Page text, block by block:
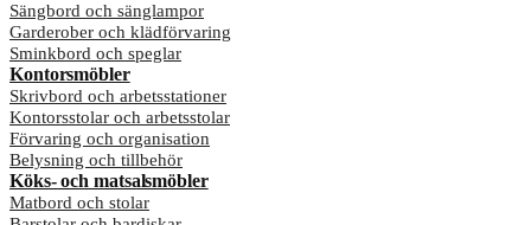
Sängbord och sänglampor
Garderober och klädförvaring
Sminkbord och speglar
Kontorsmöbler
Skrivbord och arbetsstationer
Kontorsstolar och arbetsstolar
Förvaring och organisation
Belysning och tillbehör
Köks- och matsalsmöbler
Matbord och stolar